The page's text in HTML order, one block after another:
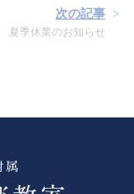
次の記事
夏季休業のお知らせ